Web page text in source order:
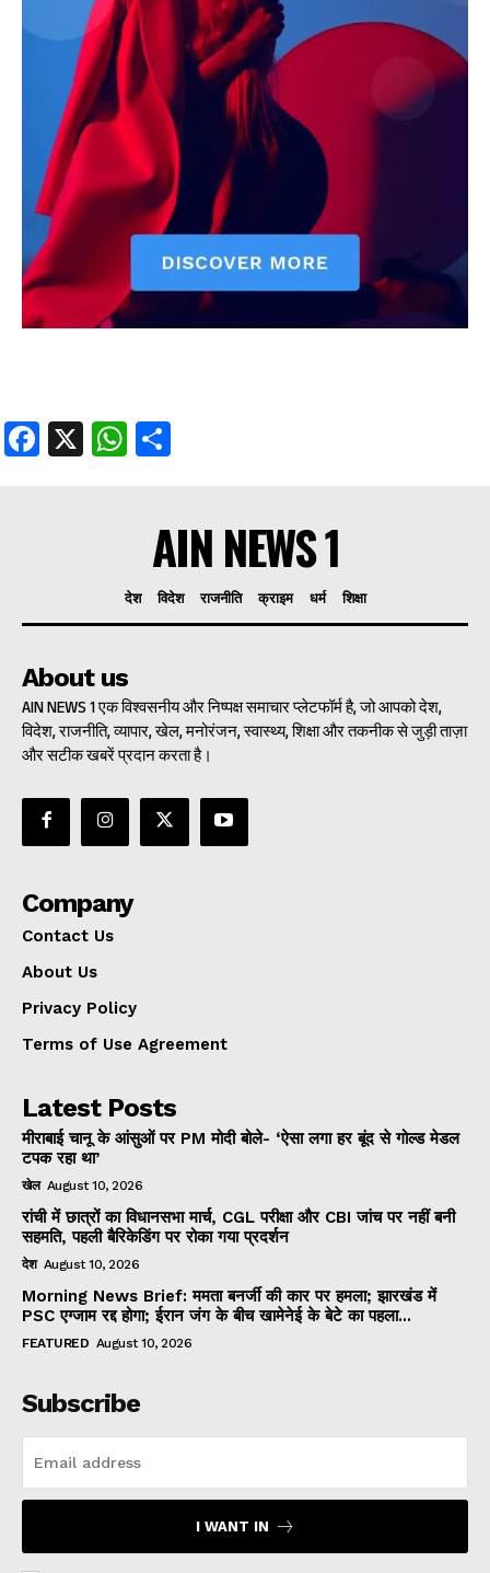
Terms of Use Agreement
Facebook
X WhatsApp
Share
Facebook
X WhatsApp
AIN NEWS 1
देश विदेश राजनीति क्राइम धर्म शिक्षा
About us
AIN NEWS 1 एक विश्वसनीय और निष्पक्ष समाचार प्लेटफॉर्म है, जो आपको देश,
विदेश, राजनीति, व्यापार, खेल, मनोरंजन, स्वास्थ्य, शिक्षा और तकनीक से जुड़ी ताज़ा
और सटीक खबरें प्रदान करता है।
Company
Contact Us
About Us
Privacy Policy
Terms of Use Agreement
Latest Posts
मीराबाई चानू के आंसुओं पर PM मोदी बोले- ‘ऐसा लगा हर बूंद से गोल्ड मेडल
टपक रहा था’
खेल August 10, 2026
रांची में छात्रों का विधानसभा मार्च, CGL परीक्षा और CBI जांच पर नहीं बनी
सहमति, पहली बैरिकेडिंग पर रोका गया प्रदर्शन
देश August 10, 2026
Morning News Brief: ममता बनर्जी की कार पर हमला; झारखंड में
PSC एग्जाम रद्द होगा; ईरान जंग के बीच खामेनेई के बेटे का पहला...
FEATURED August 10, 2026
Subscribe
I WANT IN